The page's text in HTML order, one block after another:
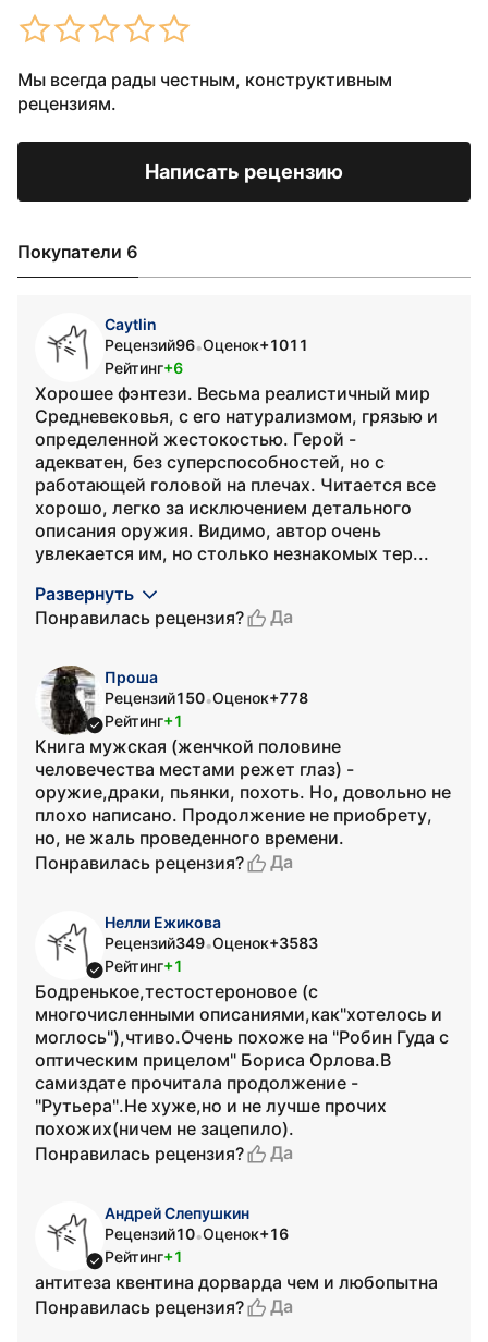
Мы всегда рады честным, конструктивным
рецензиям.
Написать рецензию
Покупатели 6
Caytlin
Рецензий96•Оценок+1011
Рейтинг+6
Хорошее фэнтези. Весьма реалистичный мир
Средневековья, с его натурализмом, грязью и
определенной жестокостью. Герой -
адекватен, без суперспособностей, но с
работающей головой на плечах. Читается все
хорошо, легко за исключением детального
описания оружия. Видимо, автор очень
увлекается им, но столько незнакомых тер...
Развернуть
Понравилась рецензия?
Да
Проша
Рецензий150•Оценок+778
Рейтинг+1
Книга мужская (женчкой половине
человечества местами режет глаз) -
оружие,драки, пьянки, похоть. Но, довольно не
плохо написано. Продолжение не приобрету,
но, не жаль проведенного времени.
Понравилась рецензия?
Да
Нелли Ежикова
Рецензий349•Оценок+3583
Рейтинг+1
Бодренькое,тестостероновое (с
многочисленными описаниями,как"хотелось и
моглось"),чтиво.Очень похоже на "Робин Гуда с
оптическим прицелом" Бориса Орлова.В
самиздате прочитала продолжение -
"Рутьера".Не хуже,но и не лучше прочих
похожих(ничем не зацепило).
Понравилась рецензия?
Да
Андрей Слепушкин
Рецензий10•Оценок+16
Рейтинг+1
антитеза квентина дорварда чем и любопытна
Понравилась рецензия?
Да